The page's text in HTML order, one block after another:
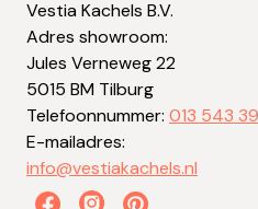
Vestia Kachels B.V.
Adres showroom:
Jules Verneweg 22
5015 BM Tilburg
Telefoonnummer: 013 543
E-mailadres:
info@vestiakachels.nl